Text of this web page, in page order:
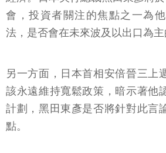
會，投資者關注的焦點之一為
法，是否會在未來波及以出口為主
另一方面，日本首相安倍晉三上
該永遠維持寬鬆政策，暗示著他
計劃，黑田東彥是否將針對此言
點。